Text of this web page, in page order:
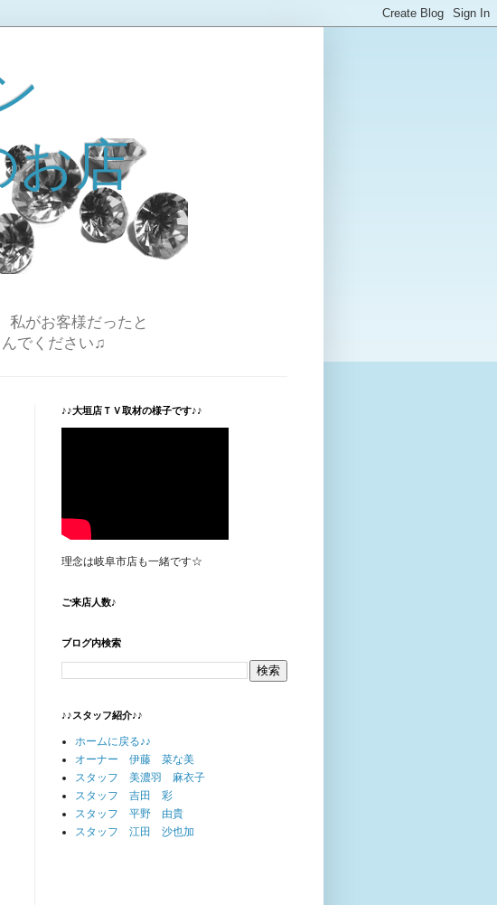
お店
私がお客様だったと
でください♫
♪♪大垣店ＴＶ取材の様子です♪♪
理念は岐阜市店も一緒です☆
ご来店人数♪
ブログ内検索
♪♪スタッフ紹介♪♪
ホームに戻る♪♪
オーナー 伊藤 菜な美
スタッフ 美濃羽 麻衣子
スタッフ 吉田 彩
スタッフ 平野 由貴
スタッフ 江田 沙也加